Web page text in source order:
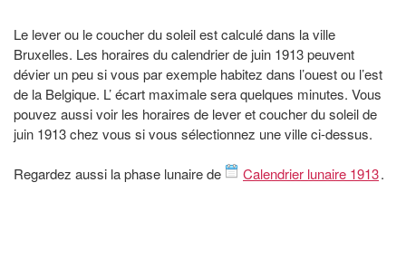
Le lever ou le coucher du soleil est calculé dans la ville
Bruxelles. Les horaires du calendrier de juin 1913 peuvent
dévier un peu si vous par exemple habitez dans l’ouest ou l’est
de la Belgique. L’ écart maximale sera quelques minutes. Vous
pouvez aussi voir les horaires de lever et coucher du soleil de
juin 1913 chez vous si vous sélectionnez une ville ci-dessus.
Regardez aussi la phase lunaire de Calendrier lunaire 1913.